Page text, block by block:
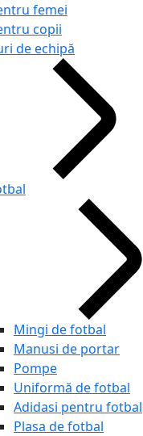
femei
copii
de echipă
Mingi de fotbal
Manusi de portar
Pompe
Uniformă de fotbal
Adidasi pentru fotbal
Plasa de fotbal